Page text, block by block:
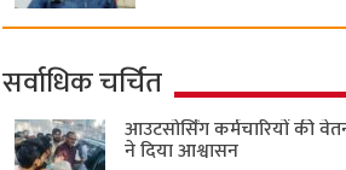
सर्वाधिक चर्चित
आउटसोर्सिंग कर्मचारियों की
ने दिया आश्वासन